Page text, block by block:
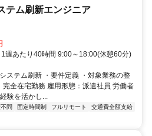
ム刷新エンジニア
週あたり40時間 9:00～18:00(休憩60分)
ステム刷新 ・要件定義 ・対象業務の整
全在宅勤務 雇用形態：派遣社員 労働者
験を活かし...
問 固定時間制 フルリモート
交通費全額支給